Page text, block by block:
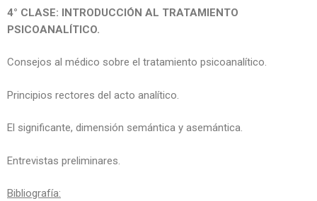
4° CLASE: INTRODUCCIÓN AL TRATAMIENTO
PSICOANALÍTICO.
Consejos al médico sobre el tratamiento psicoanalítico.
Principios rectores del acto analítico.
El significante, dimensión semántica y asemántica.
Entrevistas preliminares.
Bibliografía: